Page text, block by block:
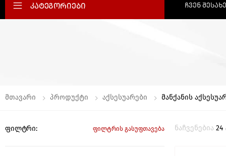
Კატეგორიები ᲩᲕᲔᲜ
Მთავარი Პროდუქტი Აქსესუარები Მანქანის
ნაჩვენებია 24
ფილტრი: ფილტრის გასუფთავება